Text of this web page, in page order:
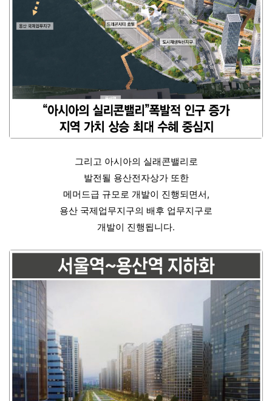
그리고 아시아의 실래콘밸리로
발전될 용산전자상가 또한
메머드급 규모로 개발이 진행되면서,
용산 국제업무지구의 배후 업무지구로
개발이 진행됩니다.